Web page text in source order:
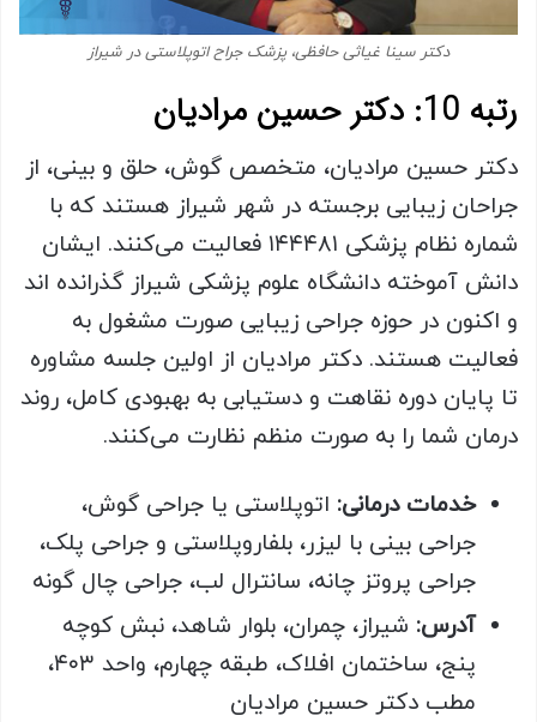
دکتر سینا غیاثی حافظی، پزشک جراح اتوپلاستی در شیراز
رتبه 10: دکتر حسین مرادیان
دکتر حسین مرادیان، متخصص گوش، حلق و بینی، از
جراحان زیبایی برجسته در شهر شیراز هستند که با
شماره نظام پزشکی ۱۴۴۴۸۱ فعالیت می‌کنند. ایشان
دانش آموخته دانشگاه علوم پزشکی شیراز گذرانده اند
و اکنون در حوزه جراحی زیبایی صورت مشغول به
فعالیت هستند. دکتر مرادیان از اولین جلسه مشاوره
تا پایان دوره نقاهت و دستیابی به بهبودی کامل، روند
درمان شما را به صورت منظم نظارت می‌کنند.
خدمات درمانی: اتوپلاستی یا جراحی گوش،
جراحی بینی با لیزر، بلفاروپلاستی و جراحی پلک،
جراحی پروتز چانه، سانترال لب، جراحی چال گونه
آدرس: شیراز، چمران، بلوار شاهد، نبش کوچه
پنج، ساختمان افلاک، طبقه چهارم، واحد ۴۰۳،
مطب دکتر حسین مرادیان